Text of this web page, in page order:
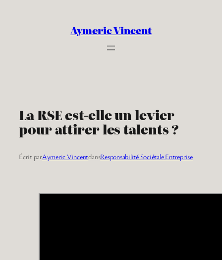
Aymeric Vincent
La RSE est-elle un levier
pour attirer les talents ?
Écrit parAymeric VincentdansResponsabilité Sociétale Entreprise